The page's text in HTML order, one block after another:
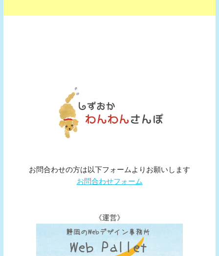
お問合わせの方は以下フォームよりお願いします
お問合わせフォーム
《運営》